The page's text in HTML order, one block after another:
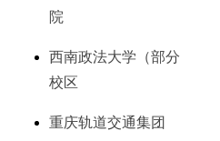
院
西南政法大学（部分
校区
重庆轨道交通集团